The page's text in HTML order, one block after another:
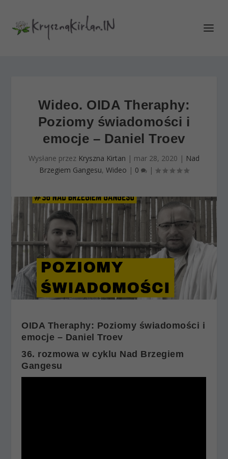
Wideo. OIDA Theraphy:
Poziomy świadomości i
emocje – Daniel Troev
Wysłane przez Kryszna Kirtan | mar 28, 2020 | Nad
Brzegiem Gangesu, Wideo | 0 |
OIDA Theraphy: Poziomy świadomości i
emocje – Daniel Troev
36. rozmowa w cyklu Nad Brzegiem
Gangesu